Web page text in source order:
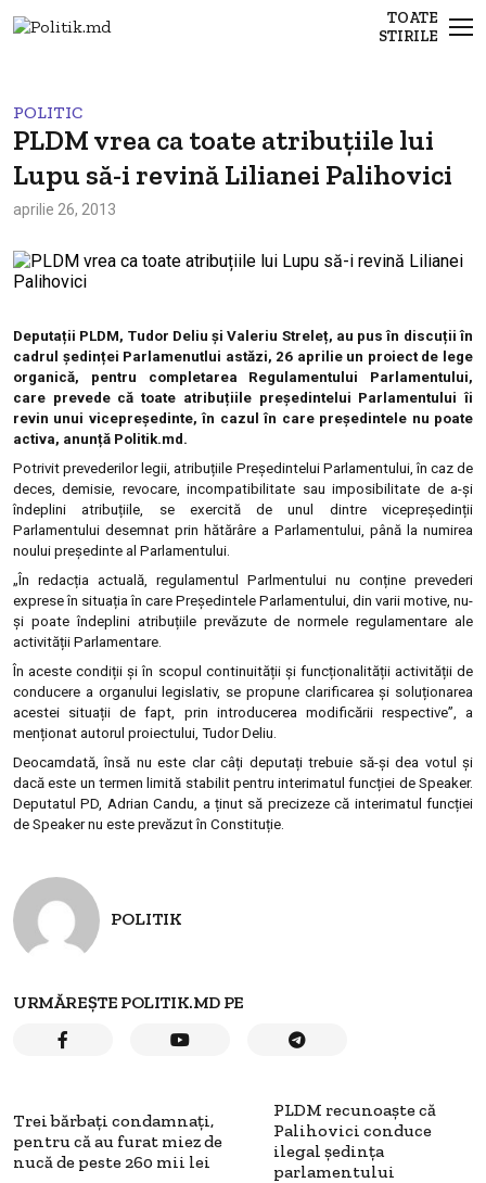
TOATE
STIRILE
POLITIC
PLDM vrea ca toate atribuțiile lui
Lupu să-i revină Lilianei Palihovici
aprilie 26, 2013
Deputații PLDM, Tudor Deliu și Valeriu Streleț, au pus în discuții în
cadrul ședinței Parlamenutlui astăzi, 26 aprilie un proiect de lege
organică, pentru completarea Regulamentului Parlamentului,
care prevede că toate atribuțiile președintelui Parlamentului îi
revin unui vicepreședinte, în cazul în care președintele nu poate
activa, anunță Politik.md.
Potrivit prevederilor legii, atribuțiile Președintelui Parlamentului, în caz de
deces, demisie, revocare, incompatibilitate sau imposibilitate de a-și
îndeplini atribuțiile, se exercită de unul dintre vicepreședinții
Parlamentului desemnat prin hătărâre a Parlamentului, până la numirea
noului președinte al Parlamentului.
„În redacția actuală, regulamentul Parlmentului nu conține prevederi
exprese în situația în care Președintele Parlamentului, din varii motive, nu-
și poate îndeplini atribuțiile prevăzute de normele regulamentare ale
activității Parlamentare.
În aceste condiții și în scopul continuității și funcționalității activității de
conducere a organului legislativ, se propune clarificarea și soluționarea
acestei situații de fapt, prin introducerea modificării respective”, a
menționat autorul proiectului, Tudor Deliu.
Deocamdată, însă nu este clar câți deputați trebuie să-și dea votul și
dacă este un termen limită stabilit pentru interimatul funcției de Speaker.
Deputatul PD, Adrian Candu, a ținut să precizeze că interimatul funcției
de Speaker nu este prevăzut în Constituție.
POLITIK
URMĂREȘTE POLITIK.MD PE
Trei bărbaţi condamnaţi,
pentru că au furat miez de
nucă de peste 260 mii lei
PLDM recunoaşte că
Palihovici conduce
ilegal şedinţa
parlamentului